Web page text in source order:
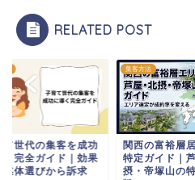
RELATED POST
の富裕層居住エリア
ガイド｜芦屋・北
帝塚山の特徴と広告
集客方法
富裕層マーケ
プライバシー
を損なわない